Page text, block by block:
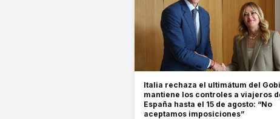
Italia rechaza el ultimátum del
mantiene los controles a viajeros
España hasta el 15 de agosto: “No
aceptamos imposiciones”